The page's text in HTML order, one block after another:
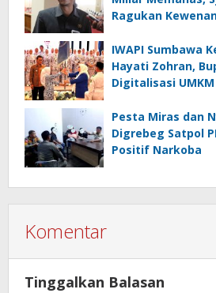
Ragukan
IWAPI Sumbawa
Hayati Zohran,
Digitalisasi UMKM
Pesta Miras dan
Digrebeg Satpol
Positif Narkoba
Komentar
Tinggalkan Balasan